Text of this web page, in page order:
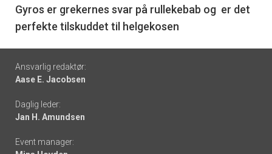
6
Gyros er grekernes svar på rullekebab og er det
perfekte tilskuddet til helgekosen
Footer
-
links
Ansvarlig redaktør:
Aase E. Jacobsen
Daglig leder:
Jan H. Amundsen
Event manager: